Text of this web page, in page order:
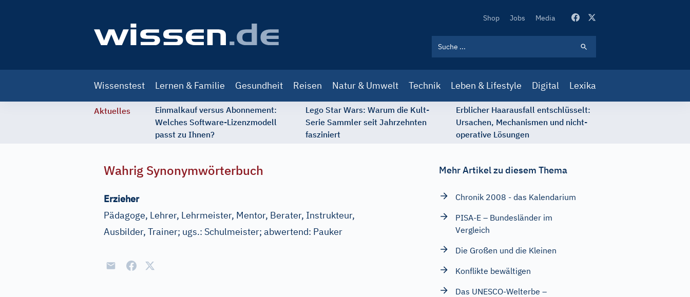
Secondary
Shop Jobs Media
navigation
Wissenstest Lernen & Familie Gesundheit Reisen Natur & Umwelt Technik Leben & Lifestyle Digital Lexika
Aktuelles
Einmalkauf versus Abonnement:
Welches Software-Lizenzmodell
passt zu Ihnen?
Lego Star Wars: Warum die Kult-
Serie Sammler seit Jahrzehnten
fasziniert
Erblicher Haarausfall entschlüsselt:
Ursachen, Mechanismen und nicht-
operative Lösungen
Wahrig Synonymwörterbuch
Erzieher
Pädagoge, Lehrer, Lehrmeister, Mentor, Berater, Instrukteur,
Ausbilder, Trainer; ugs.: Schulmeister; abwertend: Pauker
Mehr Artikel zu diesem Thema
Chronik 2008 - das Kalendarium
PISA-E – Bundesländer im
Vergleich
Die Großen und die Kleinen
Konflikte bewältigen
Das UNESCO-Welterbe –